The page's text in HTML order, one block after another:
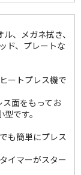
、メガネ拭き、
ド、プレートな
ートプレス機で
面をもってお
です。
も簡単にプレス
イマーがスター